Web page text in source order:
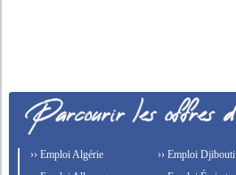
›› Emploi Algérie
›› Emploi Djibouti